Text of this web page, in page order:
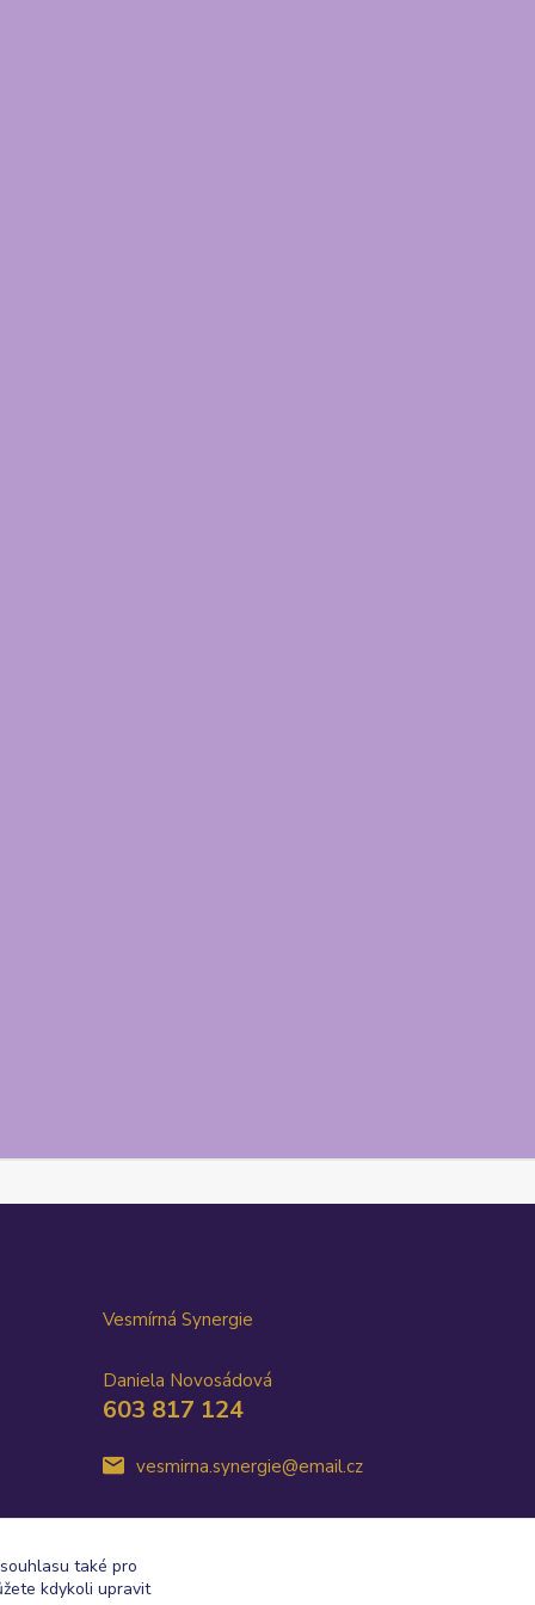
Vesmírná Synergie
Daniela Novosádová
603 817 124
vesmirna.synergie@email.cz
také pro
kdykoli upravit